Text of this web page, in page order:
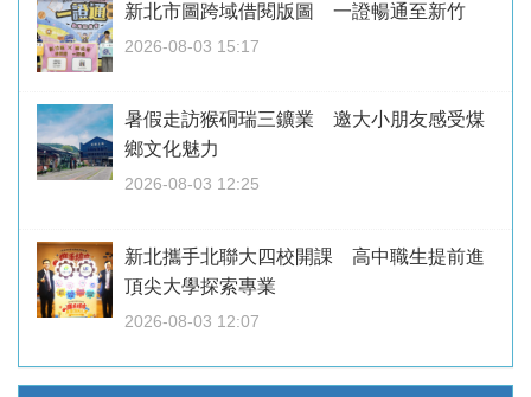
新北市圖跨域借閱版圖 一證暢通至新竹
2026-08-03 15:17
暑假走訪猴硐瑞三鑛業 邀大小朋友感受煤
鄉文化魅力
2026-08-03 12:25
新北攜手北聯大四校開課 高中職生提前進
頂尖大學探索專業
2026-08-03 12:07